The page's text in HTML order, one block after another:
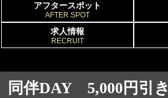
アフタースポット
AFTER SPOT
求人情報
RECRUIT
同伴DAY 5,000円引き